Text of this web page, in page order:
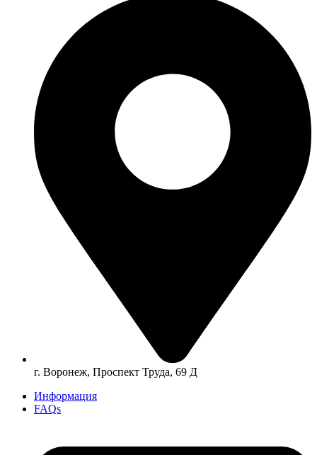
г. Воронеж, Проспект Труда, 69 Д
Информация
FAQs